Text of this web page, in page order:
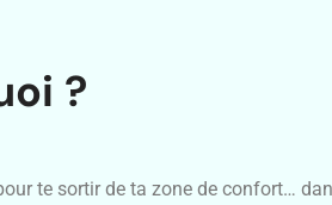
?
te sortir de ta zone de confort…